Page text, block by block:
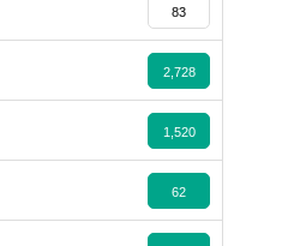
83
2,728
1,520
62